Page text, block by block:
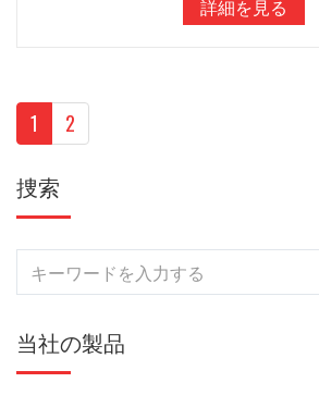
詳細を見る
1 2
捜索
当社の製品